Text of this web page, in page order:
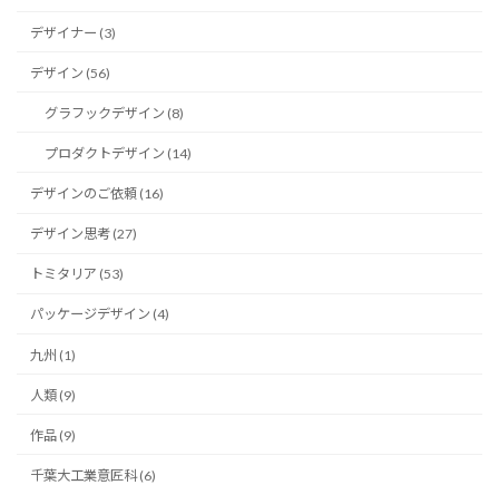
デザイナー (3)
デザイン (56)
グラフックデザイン (8)
プロダクトデザイン (14)
デザインのご依頼 (16)
デザイン思考 (27)
トミタリア (53)
パッケージデザイン (4)
九州 (1)
人類 (9)
作品 (9)
千葉大工業意匠科 (6)